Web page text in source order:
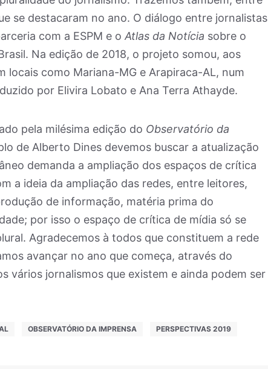
se destacaram no ano. O diálogo entre jornalistas
com a ESPM e o Atlas da Notícia sobre o
Na edição de 2018, o projeto somou, aos
locais como Mariana-MG e Arapiraca-AL, num
por Elivira Lobato e Ana Terra Athayde.
pela milésima edição do Observatório da
de Alberto Dines devemos buscar a atualização
demanda a ampliação dos espaços de crítica
a ideia da ampliação das redes, entre leitores,
de informação, matéria prima do
por isso o espaço de crítica de mídia só se
Agradecemos à todos que constituem a rede
avançar no ano que começa, através do
vários jornalismos que existem e ainda podem ser
OBSERVATÓRIO DA IMPRENSA PERSPECTIVAS 2019